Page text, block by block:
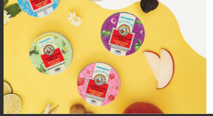
料可隨時更改，恕不另行通知。
無擔保
本網站和網站內容按「原樣」和「可用」的基礎提供。京都
站或其內容的擁有權或免受惡意程式（如病毒，蠕蟲或特洛
並明確否認任何陳述和保證， 京都念慈菴不聲明或保證本網
缺陷將得到補救。您同意，通過使用本網站，您自行承擔使
軟體的所有必要服務或維修相關的所有使用損失，數據丟失和
任何損害負責或承擔責任， 由您使用本網站引起或與之相關。